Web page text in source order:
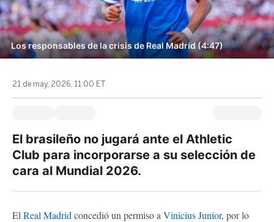
Los responsables de la crisis de Real Madrid (4:47)
21 de may, 2026, 11:00 ET
El brasileño no jugará ante el Athletic
Club para incorporarse a su selección de
cara al Mundial 2026.
El Real Madrid concedió un permiso a Vinicius Junior, por lo